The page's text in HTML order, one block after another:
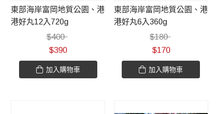
東部海岸富岡地質公園、港
港好丸12入720g
$400
$390
加入購物車
東部海岸富岡地質公園、港
港好丸6入360g
$180
$170
加入購物車